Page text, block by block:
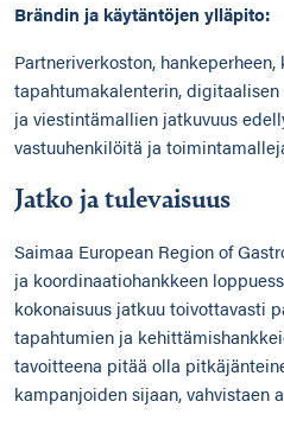
Brändin ja käytäntöjen ylläpito:
Partneriverkoston,
tapahtumakalenterin,
ja viestintämallien jatkuvuus
vastuuhenkilöitä ja
Jatko ja tulevaisuus
Saimaa European Region of
ja koordinaatiohankkeen
kokonaisuus jatkuu toivottavasti
tapahtumien ja
tavoitteena pitää olla
kampanjoiden sijaan, vahvistaen